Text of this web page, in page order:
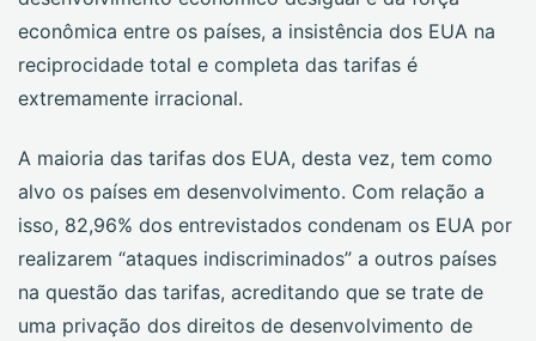
econômica entre os países, a insistência dos EUA na
reciprocidade total e completa das tarifas é
extremamente irracional.
A maioria das tarifas dos EUA, desta vez, tem como
alvo os países em desenvolvimento. Com relação a
isso, 82,96% dos entrevistados condenam os EUA por
realizarem “ataques indiscriminados” a outros países
na questão das tarifas, acreditando que se trate de
uma privação dos direitos de desenvolvimento de